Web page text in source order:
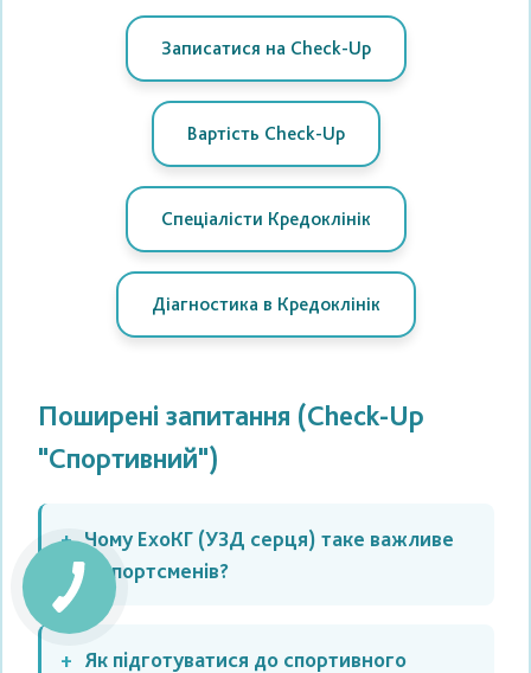
Записатися на Check-Up
Вартість Check-Up
Спеціалісти Кредоклінік
Діагностика в Кредоклінік
Поширені запитання (Check-Up
"Спортивний")
Чому ЕхоКГ (УЗД серця) таке важливе
для спортсменів?
Як підготуватися до спортивного